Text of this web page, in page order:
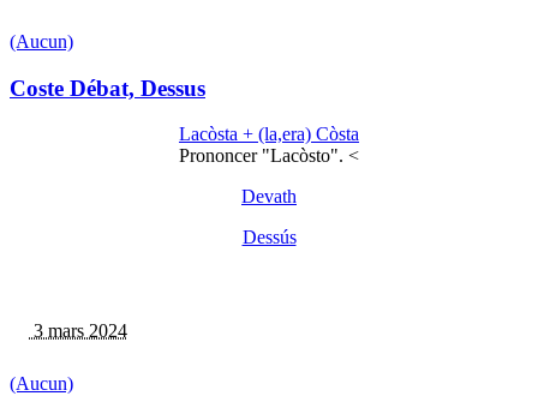
(Aucun)
Coste Débat, Dessus
Lacòsta + (la,era) Còsta
Prononcer "Lacòsto". <
Devath
Dessús
3 mars 2024
(Aucun)